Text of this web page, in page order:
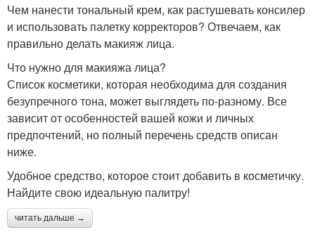
Чем нанести тональный крем, как растушевать консилер
и использовать палетку корректоров? Отвечаем, как
правильно делать макияж лица.
Что нужно для макияжа лица?
Список косметики, которая необходима для создания
безупречного тона, может выглядеть по-разному. Все
зависит от особенностей вашей кожи и личных
предпочтений, но полный перечень средств описан
ниже.
Удобное средство, которое стоит добавить в косметичку.
Найдите свою идеальную палитру!
читать дальше →